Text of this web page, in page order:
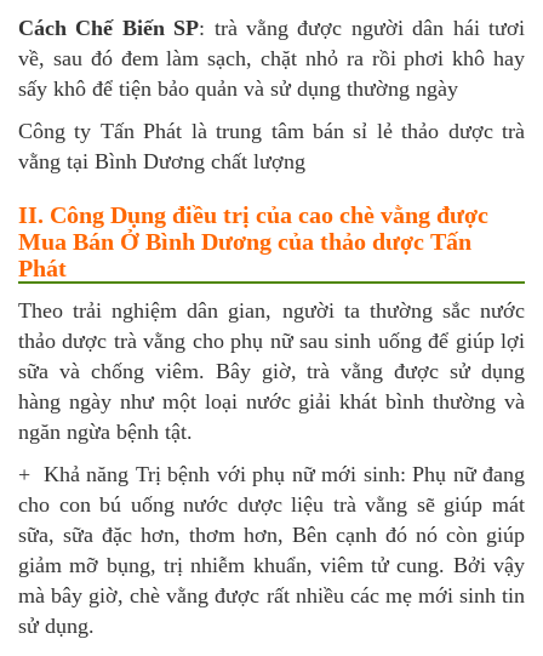
Cách Chế Biến SP: trà vằng được người dân hái tươi
về, sau đó đem làm sạch, chặt nhỏ ra rồi phơi khô hay
sấy khô để tiện bảo quản và sử dụng thường ngày
Công ty Tấn Phát là trung tâm bán sỉ lẻ thảo dược trà
vằng tại Bình Dương chất lượng
II. Công Dụng điều trị của cao chè vằng được
Mua Bán Ở Bình Dương của thảo dược Tấn
Phát
Theo trải nghiệm dân gian, người ta thường sắc nước
thảo dược trà vằng cho phụ nữ sau sinh uống để giúp lợi
sữa và chống viêm. Bây giờ, trà vằng được sử dụng
hàng ngày như một loại nước giải khát bình thường và
ngăn ngừa bệnh tật.
+ Khả năng Trị bệnh với phụ nữ mới sinh: Phụ nữ đang
cho con bú uống nước dược liệu trà vằng sẽ giúp mát
sữa, sữa đặc hơn, thơm hơn, Bên cạnh đó nó còn giúp
giảm mỡ bụng, trị nhiễm khuẩn, viêm tử cung. Bởi vậy
mà bây giờ, chè vằng được rất nhiều các mẹ mới sinh tin
sử dụng.